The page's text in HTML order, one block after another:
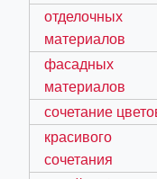
отделочных
материалов
фасадных
материалов
сочетание
красивого
сочетания